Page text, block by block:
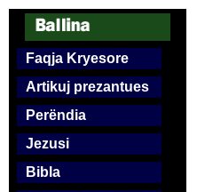
Faqja Kryesore
Artikuj prezantues
Perëndia
Jezusi
Bibla